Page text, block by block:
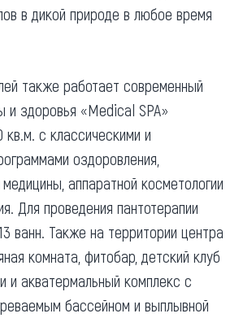
в дикой природе в любое время
также работает современный
и здоровья «Medical SPA»
с классическими и
оздоровления,
аппаратной косметологии
Для проведения пантотерапии
ванн. Также на территории центра
комната, фитобар, детский клуб
и акватермальный комплекс с
бассейном и выплывной